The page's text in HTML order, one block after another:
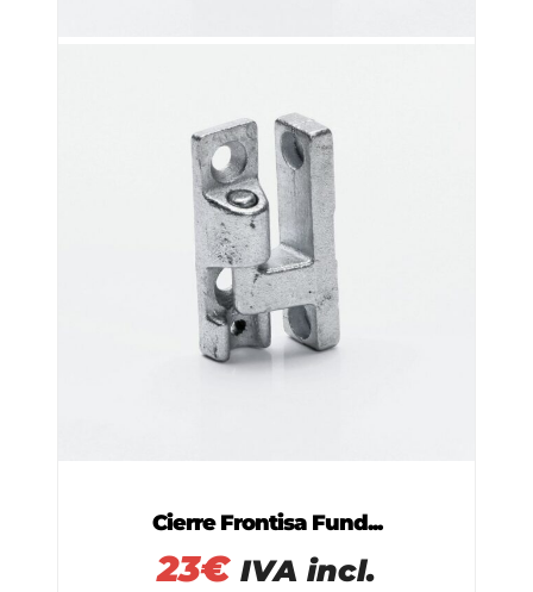
Cierre Frontisa Fund...
23€ IVA incl.